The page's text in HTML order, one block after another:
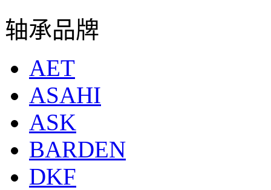
轴承品牌
AET
ASAHI
ASK
BARDEN
DKF